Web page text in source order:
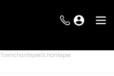
Townchantepie0chantepie